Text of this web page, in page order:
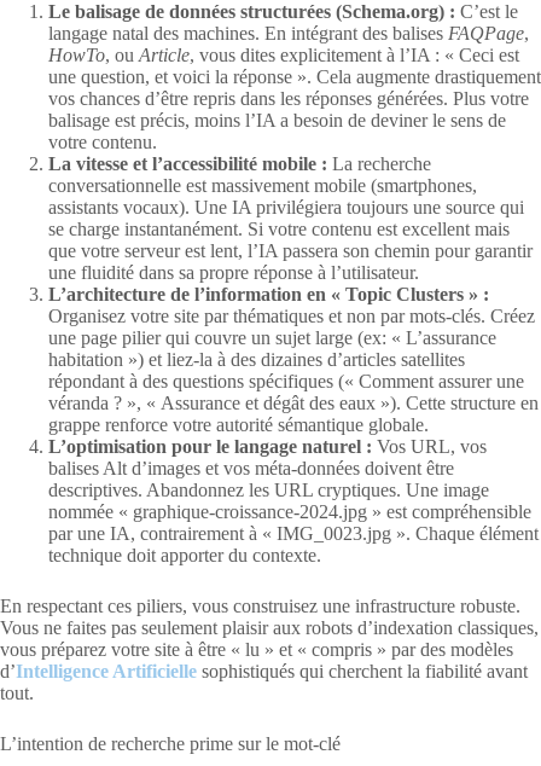
Le balisage de données structurées (Schema.org) : C’est le
langage natal des machines. En intégrant des balises FAQPage,
HowTo, ou Article, vous dites explicitement à l’IA : « Ceci est
une question, et voici la réponse ». Cela augmente drastiquement
vos chances d’être repris dans les réponses générées. Plus votre
balisage est précis, moins l’IA a besoin de deviner le sens de
votre contenu.
La vitesse et l’accessibilité mobile : La recherche
conversationnelle est massivement mobile (smartphones,
assistants vocaux). Une IA privilégiera toujours une source qui
se charge instantanément. Si votre contenu est excellent mais
que votre serveur est lent, l’IA passera son chemin pour garantir
une fluidité dans sa propre réponse à l’utilisateur.
L’architecture de l’information en « Topic Clusters » :
Organisez votre site par thématiques et non par mots-clés. Créez
une page pilier qui couvre un sujet large (ex: « L’assurance
habitation ») et liez-la à des dizaines d’articles satellites
répondant à des questions spécifiques (« Comment assurer une
véranda ? », « Assurance et dégât des eaux »). Cette structure en
grappe renforce votre autorité sémantique globale.
L’optimisation pour le langage naturel : Vos URL, vos
balises Alt d’images et vos méta-données doivent être
descriptives. Abandonnez les URL cryptiques. Une image
nommée « graphique-croissance-2024.jpg » est compréhensible
par une IA, contrairement à « IMG_0023.jpg ». Chaque élément
technique doit apporter du contexte.
En respectant ces piliers, vous construisez une infrastructure robuste.
Vous ne faites pas seulement plaisir aux robots d’indexation classiques,
vous préparez votre site à être « lu » et « compris » par des modèles
d’Intelligence Artificielle sophistiqués qui cherchent la fiabilité avant
tout.
L’intention de recherche prime sur le mot-clé